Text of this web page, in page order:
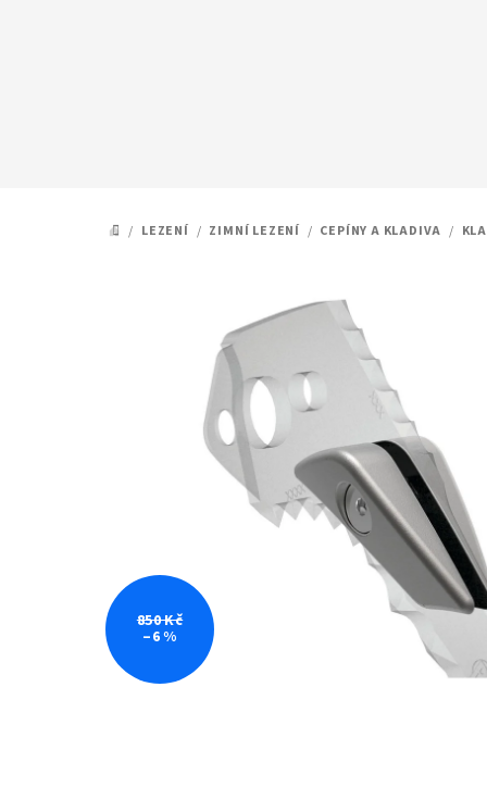
DOMŮ
/ LEZENÍ / ZIMNÍ LEZENÍ / CEPÍNY A KLADIVA /
850 Kč
–6 %